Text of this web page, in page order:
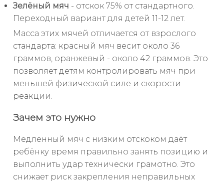
Зелёный мяч - отскок 75% от стандартного.
Переходный вариант для детей 11-12 лет.
Масса этих мячей отличается от взрослого
стандарта: красный мяч весит около 36
граммов, оранжевый - около 42 граммов. Это
позволяет детям контролировать мяч при
меньшей физической силе и скорости
реакции.
Зачем это нужно
Медленный мяч с низким отскоком даёт
ребёнку время правильно занять позицию и
выполнить удар технически грамотно. Это
снижает риск закрепления неправильных